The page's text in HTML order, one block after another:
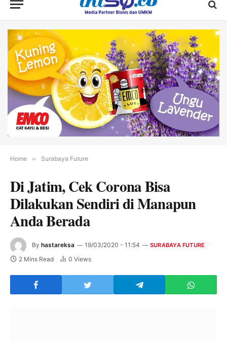
Home » Surabaya Future
Di Jatim, Cek Corona Bisa
Dilakukan Sendiri di Manapun
Anda Berada
By hastareksa 19/03/2020 - 11:54 SURABAYA FUTURE
2 Mins Read 0 Views